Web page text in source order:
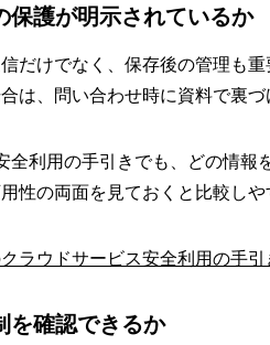
保護が明示されているか
だけでなく、保存後の管理も
は、問い合わせ時に資料で裏づ
全利用の手引きでも、どの情
性の両面を見ておくと比較しや
ラウドサービス安全利用の手
を確認できるか